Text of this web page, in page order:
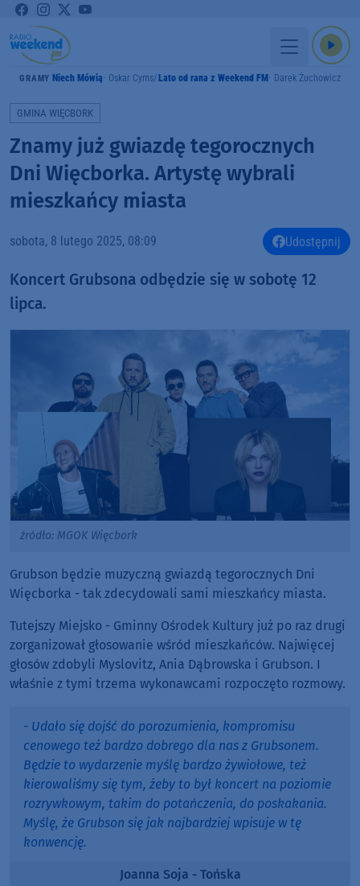
GRAMY Niech Mówią Oskar Cyms Lato od rana z Weekend FM Darek Żuchowicz
GMINA WIĘCBORK
Znamy już gwiazdę tegorocznych
Dni Więcborka. Artystę wybrali
mieszkańcy miasta
sobota, 8 lutego 2025, 08:09 Udostępnij
Koncert Grubsona odbędzie się w sobotę 12
lipca.
źródło: MGOK Więcbork
Grubson będzie muzyczną gwiazdą tegorocznych Dni
Więcborka - tak zdecydowali sami mieszkańcy miasta.
Tutejszy Miejsko - Gminny Ośrodek Kultury już po raz drugi
zorganizował głosowanie wśród mieszkańców. Najwięcej
głosów zdobyli Myslovitz, Ania Dąbrowska i Grubson. I
właśnie z tymi trzema wykonawcami rozpoczęto rozmowy.
- Udało się dojść do porozumienia, kompromisu
cenowego też bardzo dobrego dla nas z Grubsonem.
Będzie to wydarzenie myślę bardzo żywiołowe, też
kierowaliśmy się tym, żeby to był koncert na poziomie
rozrywkowym, takim do potańczenia, do poskakania.
Myślę, że Grubson się jak najbardziej wpisuje w tę
konwencję.
Joanna Soja - Tońska